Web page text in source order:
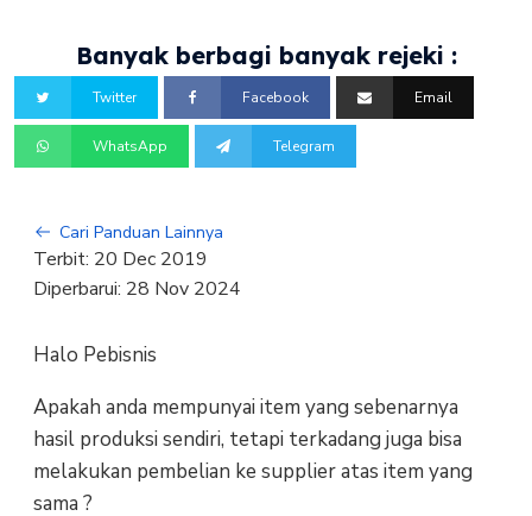
Banyak berbagi banyak rejeki :
Twitter Facebook Email
WhatsApp Telegram
Cari Panduan Lainnya
Terbit: 20 Dec 2019
Diperbarui: 28 Nov 2024
Halo Pebisnis
Apakah anda mempunyai item yang sebenarnya
hasil produksi sendiri, tetapi terkadang juga bisa
melakukan pembelian ke supplier atas item yang
sama ?